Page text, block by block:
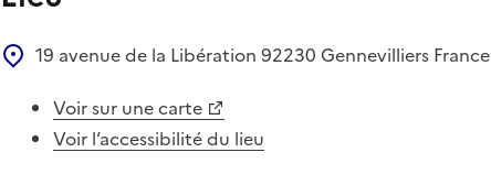
19 avenue de la Libération 92230 Gennevilliers France
Voir sur une carte
Voir l’accessibilité du lieu